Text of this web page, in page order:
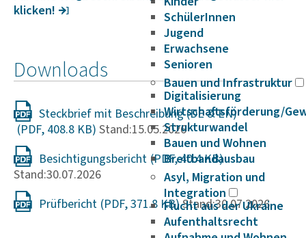
SchülerInnen
Jugend
Erwachsene
Senioren
Bauen und Infrastruktur
Digitalisierung
Wirtschaftsförderung/
Strukturwandel
Bauen und Wohnen
Breitbandausbau
Asyl, Migration und
Integration
Flucht aus der Ukraine
Aufenthaltsrecht
klicken!
Downloads
Steckbrief mit Beschreibung (DE & EN)
Stand:15.05.2026
Besichtigungsbericht
Stand:30.07.2026
Prüfbericht
Stand:30.07.2026